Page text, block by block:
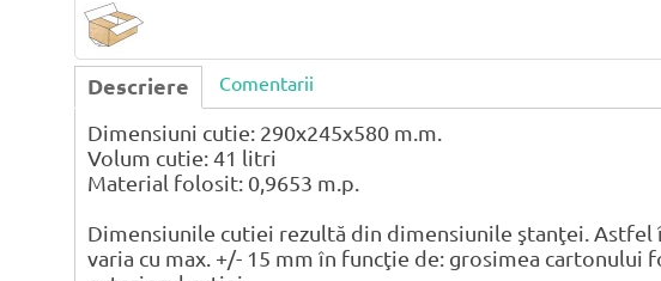
Descriere Comentarii
Dimensiuni cutie: 290x245x580 m.m.
Volum cutie: 41 litri
Material folosit: 0,9653 m.p.
Dimensiunile cutiei rezultă din dimensiunile ştanţei.
varia cu max. +/- 15 mm în funcţie de: grosimea cartonului